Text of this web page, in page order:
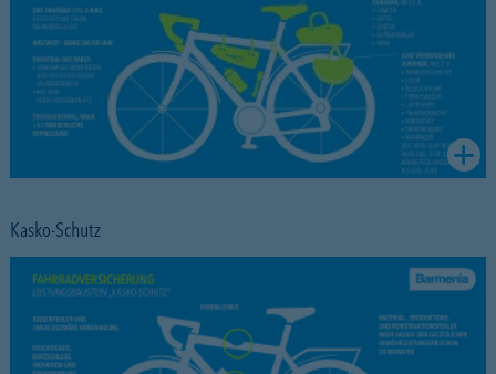
Kasko-Schutz